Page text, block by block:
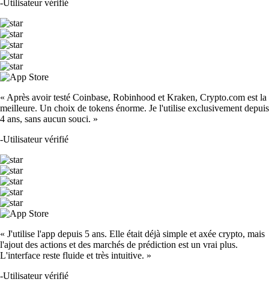
-Utilisateur vérifié
« Après avoir testé Coinbase, Robinhood et Kraken, Crypto.com est la
meilleure. Un choix de tokens énorme. Je l'utilise exclusivement depuis
4 ans, sans aucun souci. »
-Utilisateur vérifié
« J'utilise l'app depuis 5 ans. Elle était déjà simple et axée crypto, mais
l'ajout des actions et des marchés de prédiction est un vrai plus.
L'interface reste fluide et très intuitive. »
-Utilisateur vérifié